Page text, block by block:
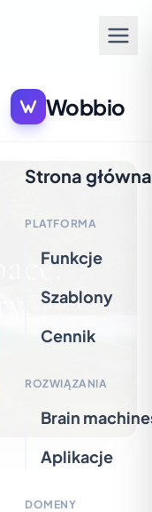
Wobbio
Strona główna
PLATFORMA
Funkcje
Szablony
Cennik
ROZWIĄZANIA
Brain
Aplikacje
DOMENY